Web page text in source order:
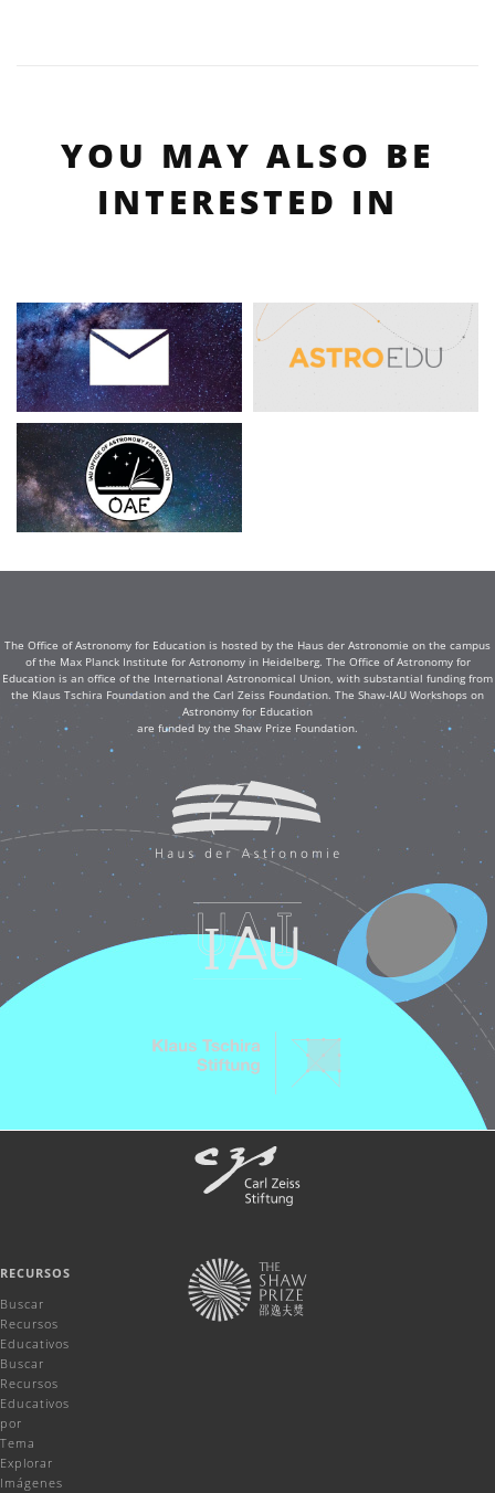
YOU MAY ALSO BE
INTERESTED IN
The Office of Astronomy for Education is hosted by the Haus der Astronomie on the campus
of the Max Planck Institute for Astronomy in Heidelberg. The Office of Astronomy for
Education is an office of the International Astronomical Union, with substantial funding from
the Klaus Tschira Foundation and the Carl Zeiss Foundation. The Shaw-IAU Workshops on
Astronomy for Education
are funded by the Shaw Prize Foundation.
RECURSOS
Buscar
Recursos
Educativos
Buscar
Recursos
Educativos
por
Tema
Explorar
Imágenes